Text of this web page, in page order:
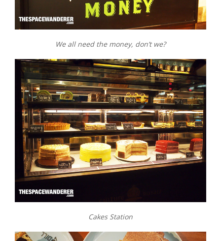
We all need the money, don’t we?
Cakes Station